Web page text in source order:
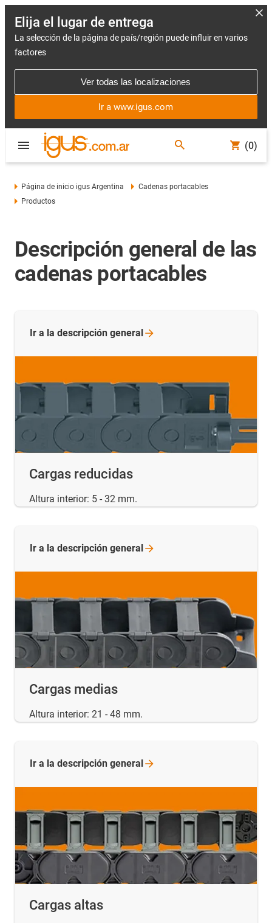
Elija el lugar de entrega
La selección de la página de país/región puede influir en varios
factores
Ver todas las localizaciones
Ir a www.igus.com
(0)
Página de inicio igus Argentina
Cadenas portacables
Productos
Descripción general de las
cadenas portacables
Cargas reducidas
Altura interior: 5 - 32 mm.
Ir a la descripción general
Cargas medias
Altura interior: 21 - 48 mm.
Ir a la descripción general
Cargas altas
Ir a la descripción general